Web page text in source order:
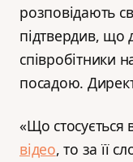
розповідають
підтвердив, що
співробітники
посадою.
«Що стосується
відео, то за її